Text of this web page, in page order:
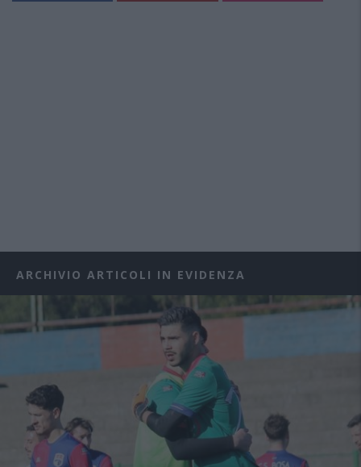
ARCHIVIO ARTICOLI IN EVIDENZA